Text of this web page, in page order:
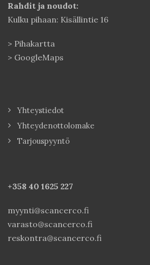
Rahdit ja noudot:
Kulku pihaan: Kisällintie 16
> Pihakartta
> GoogleMaps
Yhteystiedot
Yhteydenottolomake
Tarjouspyyntö
+358 40 1625 227
myynti@scancerco.fi
varasto@scancerco.fi
reskontra@scancerco.fi